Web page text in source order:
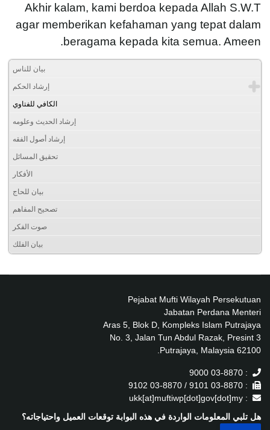
Akhir kalam, kami berdoa kepada Allah S.W.T
agar memberikan kefahaman yang tepat dalam
beragama kepada kita semua. Ameen.
بيان للناس
إرشاد الحكم
الكافي للفتاوي
إرشاد الحديث وعلومه
إرشاد أصول الفقه
تحقيق المسائل
الأفكار
بيان للحاج
تصحيح المفاهم
صوت الفكر
بيان الفلك
Pejabat Mufti Wilayah Persekutuan
Jabatan Perdana Menteri
Aras 5, Blok D, Kompleks Islam Putrajaya
No. 3, Jalan Tun Abdul Razak, Presint 3
62100 Putrajaya, Malaysia.
: 03-8870 9000
: 03-8870 9101 / 03-8870 9102
: ukk[at]muftiwp[dot]gov[dot]my
هل تلبي المعلومات الواردة في هذه البوابة توقعات العميل واحتياجاته؟